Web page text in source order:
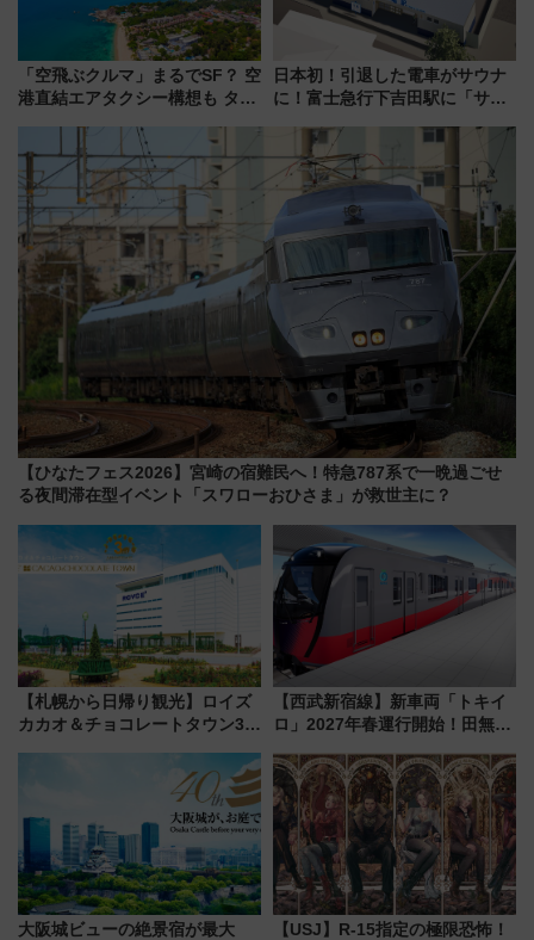
「空飛ぶクルマ」まるでSF？ 空
港直結エアタクシー構想も タイ
日本初！引退した電車がサウナ
に！富士急行下吉田駅に「サ電
業 行き交う電車の音や振動を
感じながら「ととのう」新感覚
【ひなたフェス2026】宮崎の宿難民へ！特急787系で一晩過ごせ
る夜間滞在型イベント「スワローおひさま」が救世主に？
【札幌から日帰り観光】ロイズ
カカオ＆チョコレートタウン3周
詰め放題を開催、ロイズタウン
【西武新宿線】新車両「トキイ
ロ」2027年春運行開始！田無・
「第2弾」も
大阪城ビューの絶景宿が最大
【USJ】R-15指定の極限恐怖！